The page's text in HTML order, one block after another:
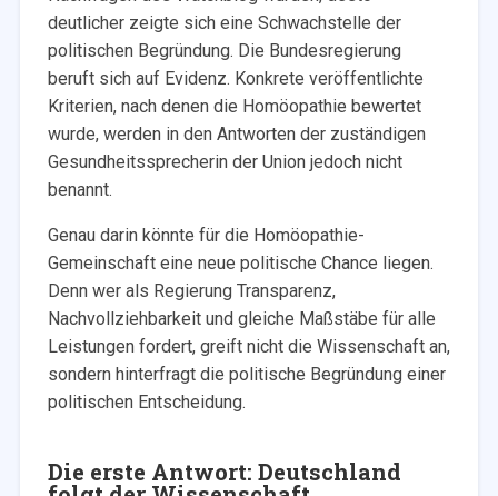
deutlicher zeigte sich eine Schwachstelle der
politischen Begründung. Die Bundesregierung
beruft sich auf Evidenz. Konkrete veröffentlichte
Kriterien, nach denen die Homöopathie bewertet
wurde, werden in den Antworten der zuständigen
Gesundheitssprecherin der Union jedoch nicht
benannt.
Genau darin könnte für die Homöopathie-
Gemeinschaft eine neue politische Chance liegen.
Denn wer als Regierung Transparenz,
Nachvollziehbarkeit und gleiche Maßstäbe für alle
Leistungen fordert, greift nicht die Wissenschaft an,
sondern hinterfragt die politische Begründung einer
politischen Entscheidung.
Die erste Antwort: Deutschland